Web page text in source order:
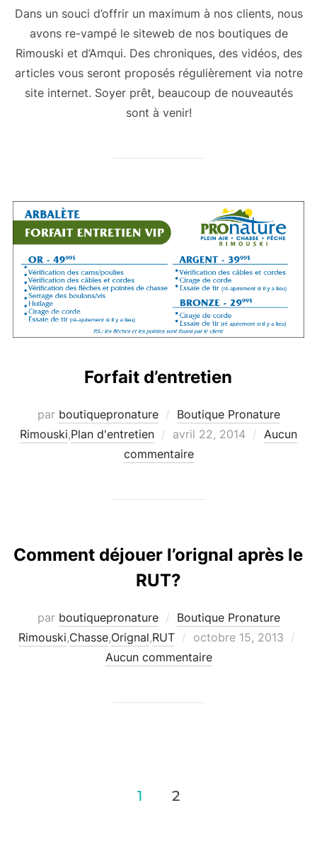
Dans un souci d’offrir un maximum à nos clients, nous
avons re-vampé le siteweb de nos boutiques de
Rimouski et d’Amqui. Des chroniques, des vidéos, des
articles vous seront proposés régulièrement via notre
site internet. Soyer prêt, beaucoup de nouveautés
sont à venir!
Forfait d’entretien
par boutiquepronature
Boutique Pronature
Rimouski,Plan d'entretien
Publié
le
avril 22, 2014
Aucun
commentaire
Comment déjouer l’orignal après le
RUT?
par boutiquepronature
Boutique Pronature
Rimouski,Chasse,Orignal,RUT
Publié
le
octobre 15, 2013
Aucun commentaire
1 2